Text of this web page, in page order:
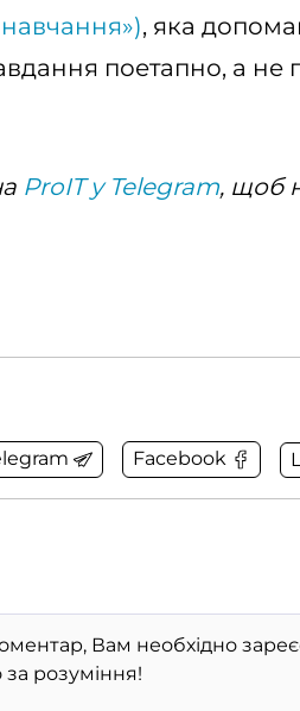
, яка
поетапно, а не
ProIT у Telegram, щоб
Facebook